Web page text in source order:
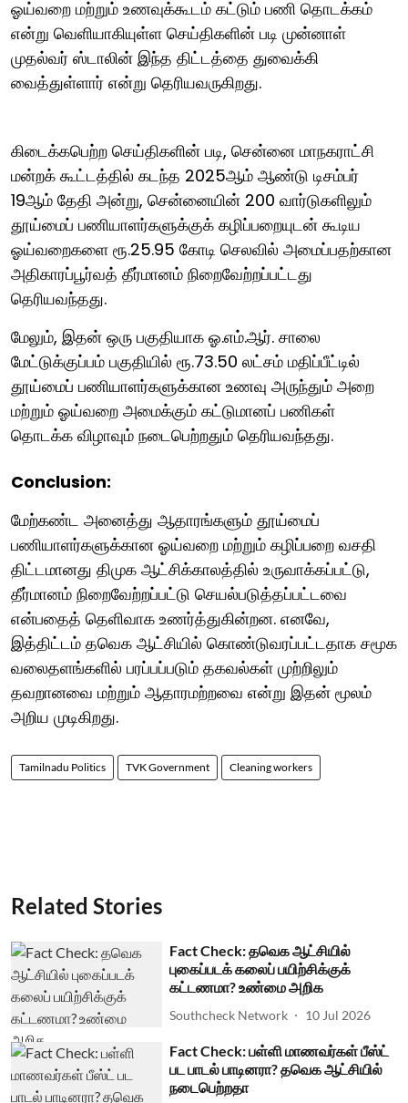
ஓய்வறை மற்றும் உணவுக்கூடம் கட்டும் பணி தொடக்கம்
என்று வெளியாகியுள்ள செய்திகளின் படி முன்னாள்
முதல்வர் ஸ்டாலின் இந்த திட்டத்தை துவைக்கி
வைத்துள்ளார் என்று தெரியவருகிறது.
கிடைக்கபெற்ற செய்திகளின் படி, சென்னை மாநகராட்சி
மன்றக் கூட்டத்தில் கடந்த 2025ஆம் ஆண்டு டிசம்பர்
19ஆம் தேதி அன்று, சென்னையின் 200 வார்டுகளிலும்
தூய்மைப் பணியாளர்களுக்குக் கழிப்பறையுடன் கூடிய
ஓய்வறைகளை ரூ.25.95 கோடி செலவில் அமைப்பதற்கான
அதிகாரப்பூர்வத் தீர்மானம் நிறைவேற்றப்பட்டது
தெரியவந்தது.
மேலும், இதன் ஒரு பகுதியாக ஓ.எம்.ஆர். சாலை
மேட்டுக்குப்பம் பகுதியில் ரூ.73.50 லட்சம் மதிப்பீட்டில்
தூய்மைப் பணியாளர்களுக்கான உணவு அருந்தும் அறை
மற்றும் ஓய்வறை அமைக்கும் கட்டுமானப் பணிகள்
தொடக்க விழாவும் நடைபெற்றதும் தெரியவந்தது.
Conclusion:
மேற்கண்ட அனைத்து ஆதாரங்களும் தூய்மைப்
பணியாளர்களுக்கான ஓய்வறை மற்றும் கழிப்பறை வசதி
திட்டமானது திமுக ஆட்சிக்காலத்தில் உருவாக்கப்பட்டு,
தீர்மானம் நிறைவேற்றப்பட்டு செயல்படுத்தப்பட்டவை
என்பதைத் தெளிவாக உணர்த்துகின்றன. எனவே,
இத்திட்டம் தவெக ஆட்சியில் கொண்டுவரப்பட்டதாக சமூக
வலைதளங்களில் பரப்பப்படும் தகவல்கள் முற்றிலும்
தவறானவை மற்றும் ஆதாரமற்றவை என்று இதன் மூலம்
அறிய முடிகிறது.
Tamilnadu Politics TVK Government Cleaning workers
Related Stories
Fact Check: தவெக ஆட்சியில்
புகைப்படக் கலைப் பயிற்சிக்குக்
கட்டணமா? உண்மை அறிக
Southcheck Network 10 Jul 2026
Fact Check: பள்ளி மாணவர்கள் பீஸ்ட்
பட பாடல் பாடினரா? தவெக ஆட்சியில்
நடைபெற்றதா